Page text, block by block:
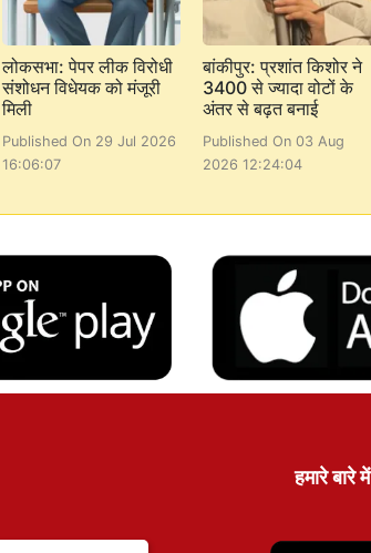
लोकसभा: पेपर लीक विरोधी
संशोधन विधेयक को मंजूरी
मिली
Published On 29 Jul 2026
16:06:07
बांकीपुर: प्रशांत किशोर ने
3400 से ज्यादा वोटों के
अंतर से बढ़त बनाई
Published On 03 Aug
2026 12:24:04
हमारे बारे में